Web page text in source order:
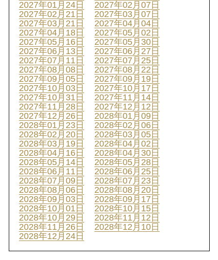
2027年01月24日
2027年02月07日
2027年02月21日
2027年03月07日
2027年03月21日
2027年04月04日
2027年04月18日
2027年05月02日
2027年05月16日
2027年05月30日
2027年06月13日
2027年06月27日
2027年07月11日
2027年07月25日
2027年08月08日
2027年08月22日
2027年09月05日
2027年09月19日
2027年10月03日
2027年10月17日
2027年10月31日
2027年11月14日
2027年11月28日
2027年12月12日
2027年12月26日
2028年01月09日
2028年01月23日
2028年02月06日
2028年02月20日
2028年03月05日
2028年03月19日
2028年04月02日
2028年04月16日
2028年04月30日
2028年05月14日
2028年05月28日
2028年06月11日
2028年06月25日
2028年07月09日
2028年07月23日
2028年08月06日
2028年08月20日
2028年09月03日
2028年09月17日
2028年10月01日
2028年10月15日
2028年10月29日
2028年11月12日
2028年11月26日
2028年12月10日
2028年12月24日